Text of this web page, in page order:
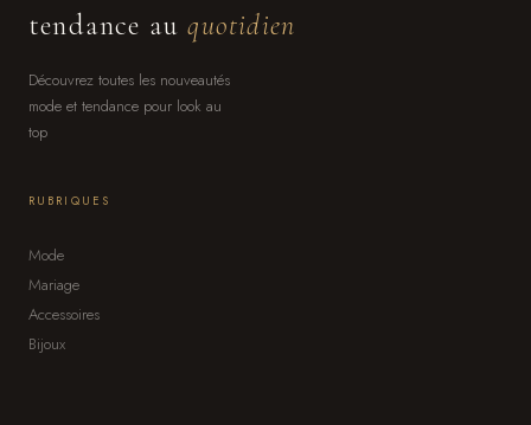
tendance auquotidien
Découvrez toutes les nouveautés
mode et tendance pour look au
top
RUBRIQUES
Mode
Mariage
Accessoires
Bijoux